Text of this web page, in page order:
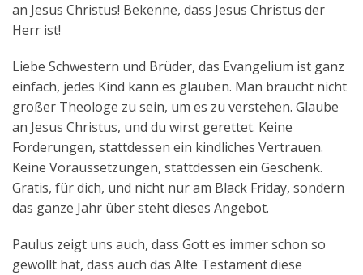
an Jesus Christus! Bekenne, dass Jesus Christus der
Herr ist!
Liebe Schwestern und Brüder, das Evangelium ist ganz
einfach, jedes Kind kann es glauben. Man braucht nicht
großer Theologe zu sein, um es zu verstehen. Glaube
an Jesus Christus, und du wirst gerettet. Keine
Forderungen, stattdessen ein kindliches Vertrauen.
Keine Voraussetzungen, stattdessen ein Geschenk.
Gratis, für dich, und nicht nur am Black Friday, sondern
das ganze Jahr über steht dieses Angebot.
Paulus zeigt uns auch, dass Gott es immer schon so
gewollt hat, dass auch das Alte Testament diese